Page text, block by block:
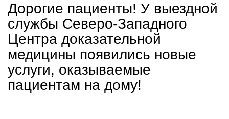
Дорогие пациенты! У выездной
службы Северо-Западного
Центра доказательной
медицины появились новые
услуги, оказываемые
пациентам на дому!